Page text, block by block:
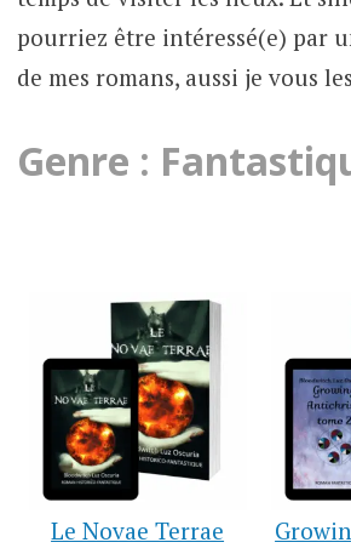
pourriez être intéressé(e) par
de mes romans, aussi je vous
Genre :
Le Novae Terrae